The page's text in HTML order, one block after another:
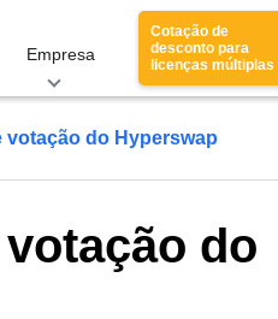
Empresa
Cotação de
desconto para
licenças múltiplas
votação do Hyperswap
do